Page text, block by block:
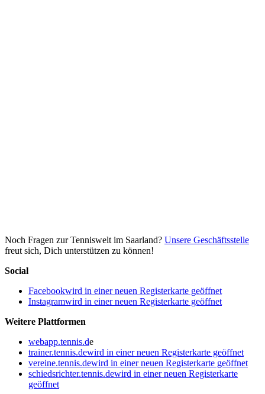
Noch Fragen zur Tenniswelt im Saarland? Unsere Geschäftsstelle
freut sich, Dich unterstützen zu können!
Social
Facebookwird in einer neuen Registerkarte geöffnet
Instagramwird in einer neuen Registerkarte geöffnet
Weitere Plattformen
webapp.tennis.de
trainer.tennis.dewird in einer neuen Registerkarte geöffnet
vereine.tennis.dewird in einer neuen Registerkarte geöffnet
schiedsrichter.tennis.dewird in einer neuen Registerkarte
geöffnet